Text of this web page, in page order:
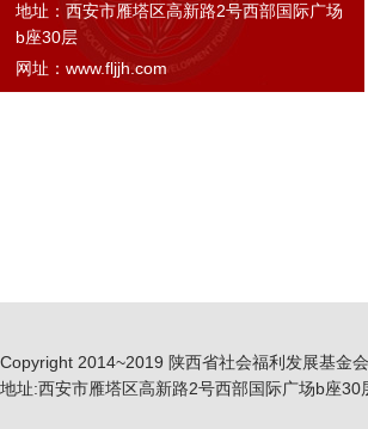
地址：西安市雁塔区高新路2号西部国际广场
b座30层
网址：www.fljjh.com
Copyright 2014~2019 陕西省社会福利发展基金
地址:西安市雁塔区高新路2号西部国际广场b座